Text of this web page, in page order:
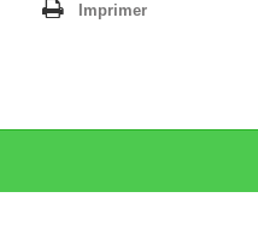
Imprimer